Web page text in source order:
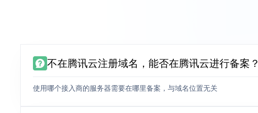
不在腾讯云注册域名，能否在腾讯云进行备案？
使用哪个接入商的服务器需要在哪里备案，与域名位置无关